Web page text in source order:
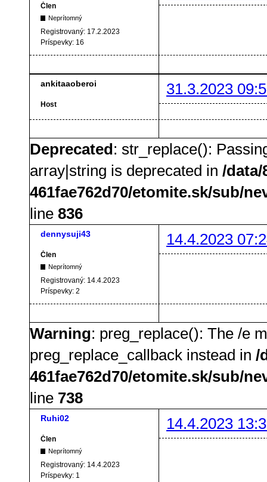
Člen
Neprítomný
Registrovaný: 17.2.2023
Príspevky: 16
ankitaaoberoi 31.3.2023
Host
Deprecated: str_replace():
array|string is deprecated in /data/
461fae762d70/etomite.sk/sub/
line 836
dennysuji43 14.4.2023
Člen
Neprítomný
Registrovaný: 14.4.2023
Príspevky: 2
Warning: preg_replace(): The /e
preg_replace_callback instead in /
461fae762d70/etomite.sk/sub/
line 738
Ruhi02 14.4.2023
Člen
Neprítomný
Registrovaný: 14.4.2023
Príspevky: 1